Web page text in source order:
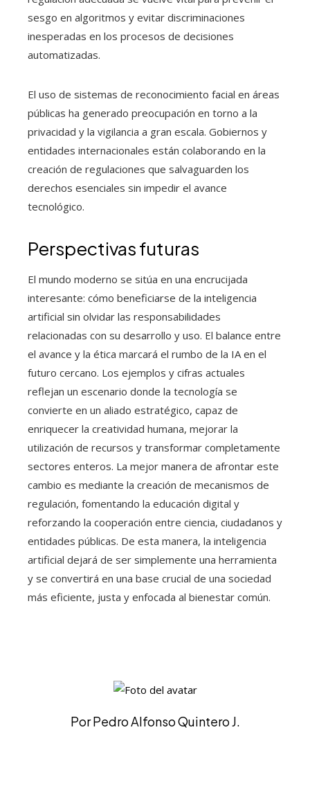
sesgo en algoritmos y evitar discriminaciones
inesperadas en los procesos de decisiones
automatizadas.
El uso de sistemas de reconocimiento facial en áreas
públicas ha generado preocupación en torno a la
privacidad y la vigilancia a gran escala. Gobiernos y
entidades internacionales están colaborando en la
creación de regulaciones que salvaguarden los
derechos esenciales sin impedir el avance
tecnológico.
Perspectivas futuras
El mundo moderno se sitúa en una encrucijada
interesante: cómo beneficiarse de la inteligencia
artificial sin olvidar las responsabilidades
relacionadas con su desarrollo y uso. El balance entre
el avance y la ética marcará el rumbo de la IA en el
futuro cercano. Los ejemplos y cifras actuales
reflejan un escenario donde la tecnología se
convierte en un aliado estratégico, capaz de
enriquecer la creatividad humana, mejorar la
utilización de recursos y transformar completamente
sectores enteros. La mejor manera de afrontar este
cambio es mediante la creación de mecanismos de
regulación, fomentando la educación digital y
reforzando la cooperación entre ciencia, ciudadanos y
entidades públicas. De esta manera, la inteligencia
artificial dejará de ser simplemente una herramienta
y se convertirá en una base crucial de una sociedad
más eficiente, justa y enfocada al bienestar común.
Por Pedro Alfonso Quintero J.